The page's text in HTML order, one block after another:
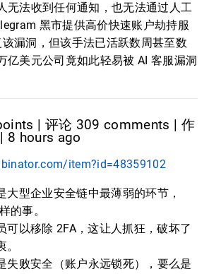
无法收到任何通知，也无法通过人工
黑市提供高价快速账户劫持服
漏洞，但该手法已活跃数周甚至数
亿美元公司竟如此轻易被 AI 客服漏洞
| 评论 309 comments | 作
8 hours ago
item?id=48359102
大型企业安全链中最薄弱的环节，
的事。
可以移除 2FA，这让人抓狂，破坏了
失败安全（账户永远锁死），要么是